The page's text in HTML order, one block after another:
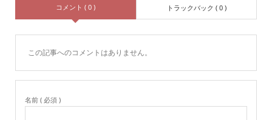
コメント ( 0 ) トラックバック ( 0 )
この記事へのコメントはありません。
名前 ( 必須 )